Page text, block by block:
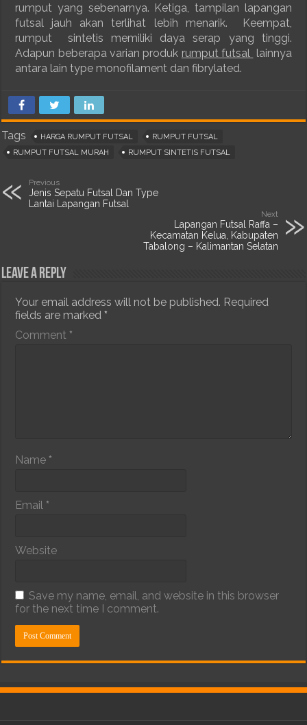
rumput yang sebenarnya. Ketiga, tampilan lapangan
futsal jauh akan terlihat lebih menarik. Keempat,
rumput sintetis memiliki daya serap yang tinggi.
Adapun beberapa varian produk rumput futsal lainnya
antara lain type monofilament dan fibrylated.
Tags HARGA RUMPUT FUTSAL
RUMPUT FUTSAL
RUMPUT FUTSAL MURAH
RUMPUT SINTETIS FUTSAL
Previous
Jenis Sepatu Futsal Dan Type
Lantai Lapangan Futsal
Next
Lapangan Futsal Raffa –
Kecamatan Kelua, Kabupaten
Tabalong – Kalimantan Selatan
Leave a Reply
Your email address will not be published. Required
fields are marked*
Comment*
Name*
Email*
Website
Save my name, email, and website in this browser
for the next time I comment.